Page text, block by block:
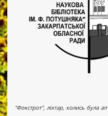
"Фокстрот", ліхтар, колись була